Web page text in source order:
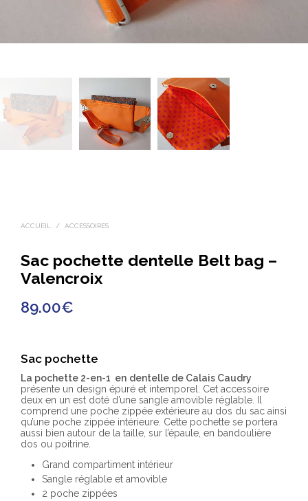
ACCUEIL / ACCESSOIRES
Sac pochette dentelle Belt bag –
Valencroix
89.00€
Sac pochette
La pochette 2-en-1 en dentelle de Calais Caudry
présente un design épuré et intemporel. Cet accessoire
deux en un est doté d’une sangle amovible réglable. Il
comprend une poche zippée extérieure au dos du sac ainsi
qu’une poche zippée intérieure. Cette pochette se portera
aussi bien autour de la taille, sur l’épaule, en bandoulière
dos ou poitrine.
Grand compartiment intérieur
Sangle réglable et amovible
2 poche zippées